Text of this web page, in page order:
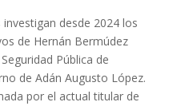
desde 2024 los
de Hernán Bermúdez
Pública de
de Adán Augusto López.
por el actual titular de